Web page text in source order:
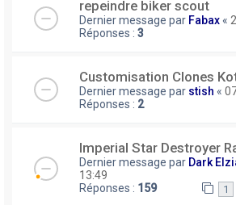
repeindre biker scout
Dernier message par Fabax «
Réponses : 3
Customisation Clones
Dernier message par stish «
Réponses : 2
Imperial Star Destroyer
Dernier message par Dark
13:49
Réponses : 159 1